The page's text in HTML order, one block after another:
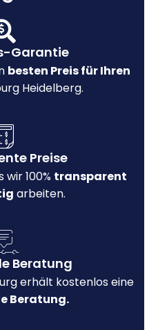
Garantie
besten Preis für Ihren
Heidelberg.
Preise
wir 100% transparent
arbeiten.
Beratung
erhält kostenlos eine
Beratung.